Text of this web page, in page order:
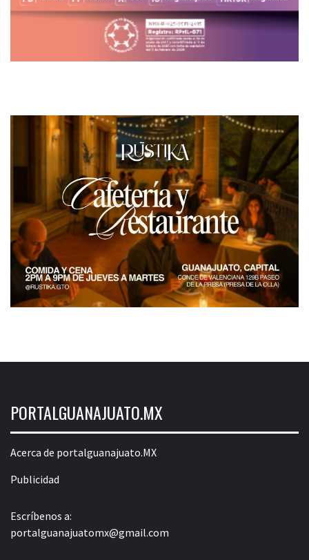
PORTALGUANAJUATO.MX
Acerca de portalguanajuato.MX
Publicidad
Escríbenos a:
portalguanajuatomx@gmail.com